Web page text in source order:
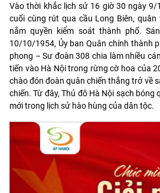
Vào thời khắc lịch sử 16 giờ 30 ngày
cuối cùng rút qua cầu Long Biên,
nắm quyền kiểm soát thành phố.
10/10/1954, Ủy ban Quân chính thành
phong – Sư đoàn 308 chia làm nhiều
tiến vào Hà Nội trong rừng cờ hoa của
chào đón đoàn quân chiến thắng trở về
chiến. Từ đây, Thủ đô Hà Nội sạch
mới trong lịch sử hào hùng của dân tộc.